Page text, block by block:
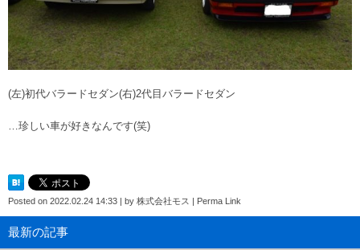
(左)初代バラードセダン(右)2代目バラードセダン
…珍しい車が好きなんです(笑)
Posted on 2022.02.24 14:33 | by 株式会社モス | Perma Link
最新の記事